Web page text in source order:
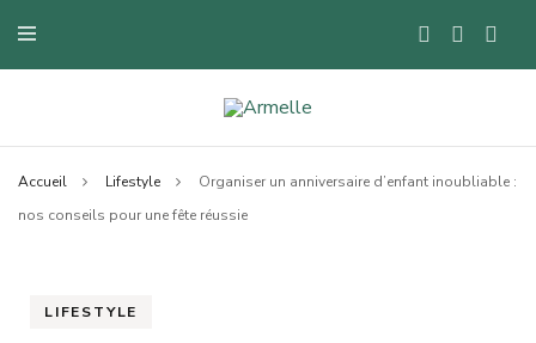
Armelle
Blog mode à Nantes, lifestyle, beauté et bons plans.
Accueil Lifestyle
Organiser un anniversaire d’enfant inoubliable :
nos conseils pour une fête réussie
LIFESTYLE